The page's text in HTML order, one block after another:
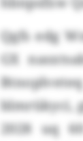
Qgfs edg
GX
blmrükyci,
2028 uq